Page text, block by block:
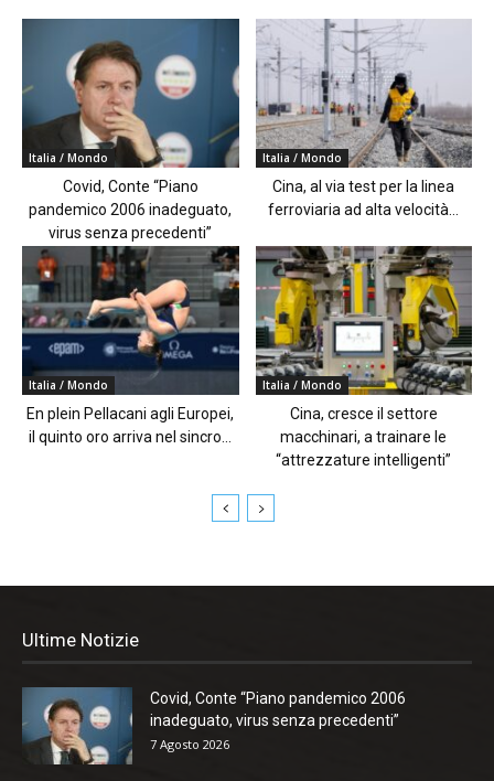
Italia / Mondo
Covid, Conte “Piano
pandemico 2006 inadeguato,
virus senza precedenti”
Italia / Mondo
Cina, al via test per la linea
ferroviaria ad alta velocità...
Italia / Mondo
En plein Pellacani agli Europei,
il quinto oro arriva nel sincro...
Italia / Mondo
Cina, cresce il settore
macchinari, a trainare le
“attrezzature intelligenti”
Ultime Notizie
Covid, Conte “Piano pandemico 2006
inadeguato, virus senza precedenti”
7 Agosto 2026